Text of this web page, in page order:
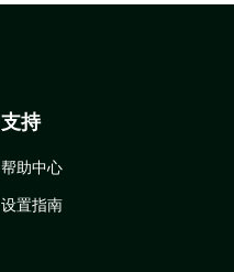
支持
帮助中心
设置指南